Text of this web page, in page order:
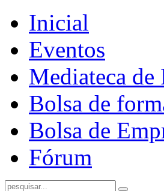
Inicial
Eventos
Mediateca de
Bolsa de
Bolsa de
Fórum